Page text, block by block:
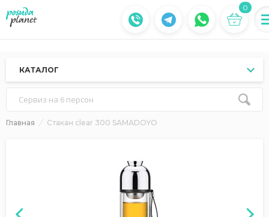
0
КАТАЛОГ
Сервиз на 6 персон
Главная Стакан clear 300 SAMADOYO